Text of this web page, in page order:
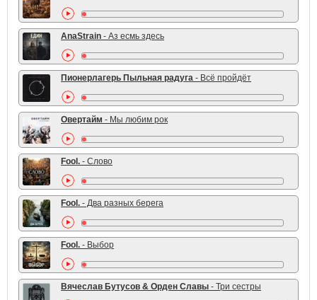
AnaStrain - Аз есмь здесь
Пионерлагерь Пыльная радуга - Всё пройдёт
Овертайм - Мы любим рок
Fool. - Слово
Fool. - Два разных берега
Fool. - Выбор
Вячеслав Бутусов & Орден Славы - Три сестры